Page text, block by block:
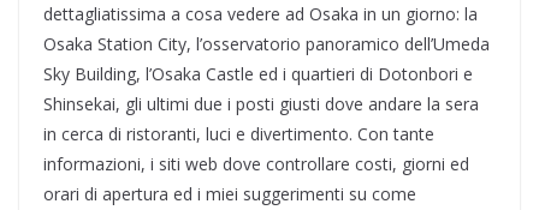
dettagliatissima a cosa vedere ad Osaka in un giorno: la
Osaka Station City, l’osservatorio panoramico dell’Umeda
Sky Building, l’Osaka Castle ed i quartieri di Dotonbori e
Shinsekai, gli ultimi due i posti giusti dove andare la sera
in cerca di ristoranti, luci e divertimento. Con tante
informazioni, i siti web dove controllare costi, giorni ed
orari di apertura ed i miei suggerimenti su come